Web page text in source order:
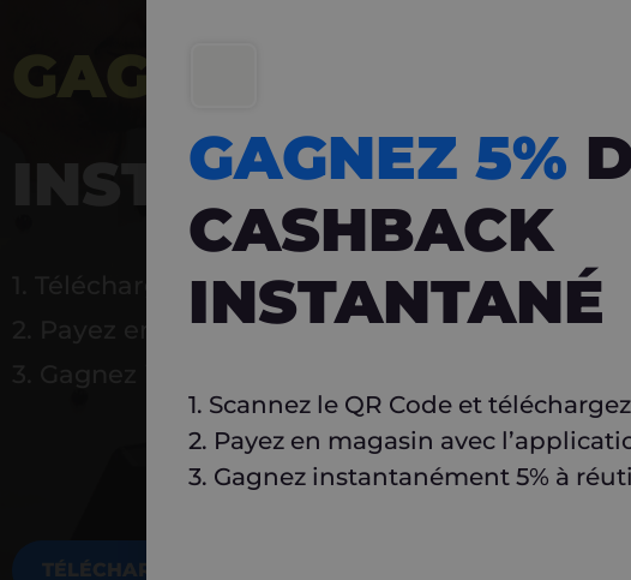
GAGNEZ 5%
INSTANTANÉ
1. Téléchargez Carlo
2. Payez en magasin avec l’application
TÉLÉCHARGEZ MAINTENANT
GAGNEZ 5%
CASHBACK
INSTANTANÉ
1. Scannez le QR Code et
2. Payez en magasin avec
3. Gagnez instantanément 5% à